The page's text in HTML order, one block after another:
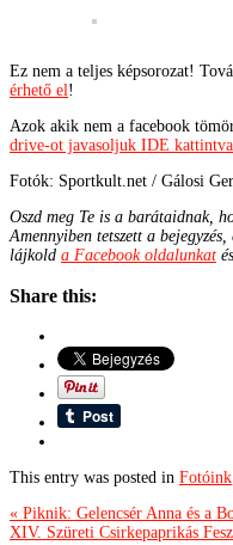
Ez nem a teljes képsorozat!
érhető el!
Azok akik nem a facebook
drive-ot javasoljuk IDE kattintva
Fotók: Sportkult.net / Gálosi
Oszd meg Te is a barátaidnak,
Amennyiben tetszett a
lájkold a Facebook oldalunkat
Share this:
This entry was posted in Fotóink
« Piknik: Gelencsér Anna és a
XIV. Szüreti Csirkepaprikás